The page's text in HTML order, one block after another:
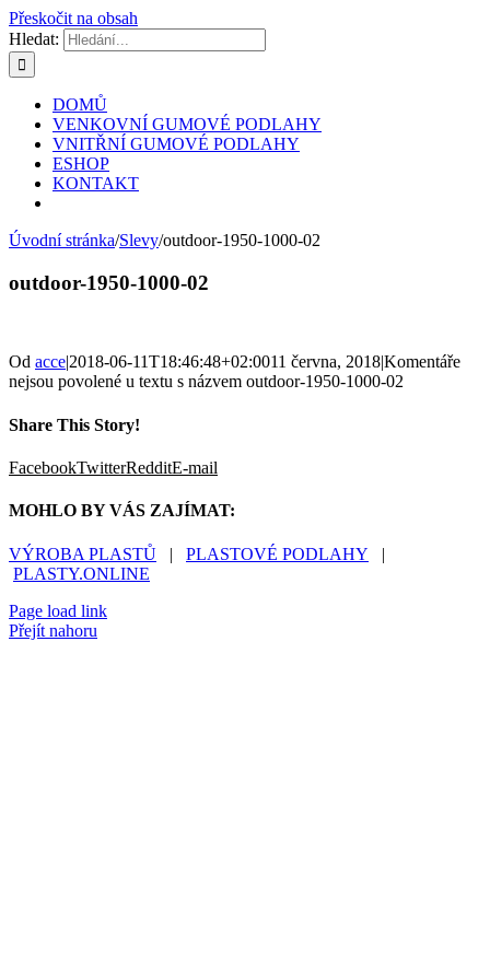
Přeskočit na obsah
Hledat:
DOMŮ
VENKOVNÍ GUMOVÉ PODLAHY
VNITŘNÍ GUMOVÉ PODLAHY
ESHOP
KONTAKT
Úvodní stránka/Slevy/outdoor-1950-1000-02
outdoor-1950-1000-02
Od acce|2018-06-11T18:46:48+02:0011 června, 2018|Komentáře
nejsou povolené u textu s názvem outdoor-1950-1000-02
Share This Story!
FacebookTwitterRedditE-mail
MOHLO BY VÁS ZAJÍMAT:
VÝROBA PLASTŮ | PLASTOVÉ PODLAHY |
PLASTY.ONLINE
Page load link
Přejít nahoru